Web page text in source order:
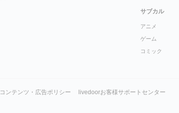
サブカル
アニメ
ゲーム
コミック
コンテンツ・広告ポリシー livedoorお客様サポートセンター